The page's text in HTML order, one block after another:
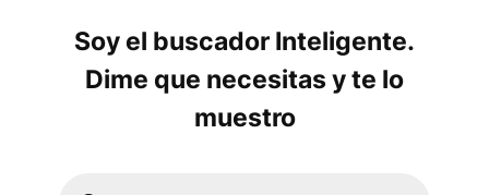
Soy el buscador Inteligente.
Dime que necesitas y te lo
muestro